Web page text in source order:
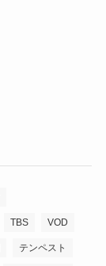
TBS VOD
テンペスト